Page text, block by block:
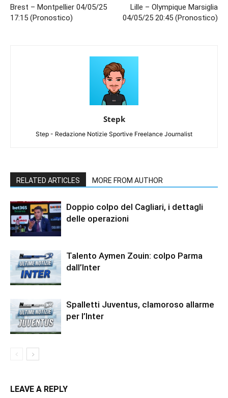
Brest – Montpellier 04/05/25
17:15 (Pronostico)
Lille – Olympique Marsiglia
04/05/25 20:45 (Pronostico)
Stepk
Step - Redazione Notizie Sportive Freelance Journalist
RELATED ARTICLES MORE FROM AUTHOR
Doppio colpo del Cagliari, i dettagli
delle operazioni
Talento Aymen Zouin: colpo Parma
dall’Inter
Spalletti Juventus, clamoroso allarme
per l’Inter
LEAVE A REPLY